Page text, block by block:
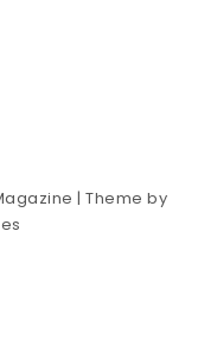
| Theme by